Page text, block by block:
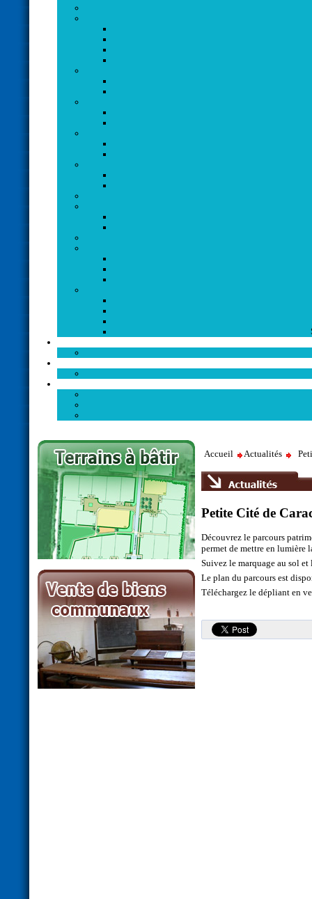
Accueil Actualités
Petite Cité de
Découvrez le parcours
permet de mettre en lumière
Suivez le marquage au sol
Le plan du parcours est
Téléchargez le dépliant en